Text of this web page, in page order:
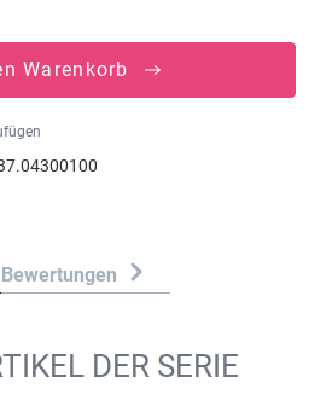
Warenkorb
Bewertungen
DER SERIE